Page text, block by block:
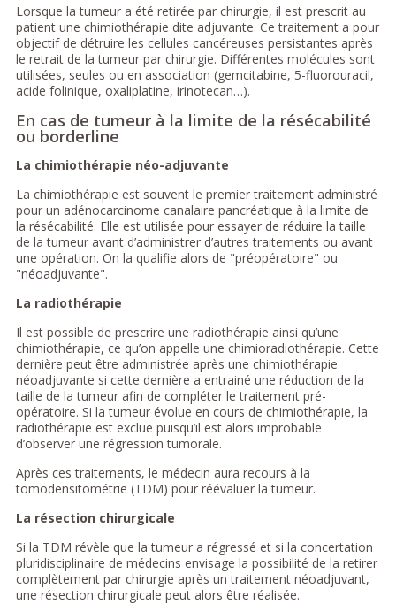
Lorsque la tumeur a été retirée par chirurgie, il est prescrit au
patient une chimiothérapie dite adjuvante. Ce traitement a pour
objectif de détruire les cellules cancéreuses persistantes après
le retrait de la tumeur par chirurgie. Différentes molécules sont
utilisées, seules ou en association (gemcitabine, 5-fluorouracil,
acide folinique, oxaliplatine, irinotecan…).
En cas de tumeur à la limite de la résécabilité
ou borderline
La chimiothérapie néo-adjuvante
La chimiothérapie est souvent le premier traitement administré
pour un adénocarcinome canalaire pancréatique à la limite de
la résécabilité. Elle est utilisée pour essayer de réduire la taille
de la tumeur avant d’administrer d’autres traitements ou avant
une opération. On la qualifie alors de "préopératoire" ou
"néoadjuvante".
La radiothérapie
Il est possible de prescrire une radiothérapie ainsi qu’une
chimiothérapie, ce qu’on appelle une chimioradiothérapie. Cette
dernière peut être administrée après une chimiothérapie
néoadjuvante si cette dernière a entrainé une réduction de la
taille de la tumeur afin de compléter le traitement pré-
opératoire. Si la tumeur évolue en cours de chimiothérapie, la
radiothérapie est exclue puisqu’il est alors improbable
d’observer une régression tumorale.
Après ces traitements, le médecin aura recours à la
tomodensitométrie (TDM) pour réévaluer la tumeur.
La résection chirurgicale
Si la TDM révèle que la tumeur a régressé et si la concertation
pluridisciplinaire de médecins envisage la possibilité de la retirer
complètement par chirurgie après un traitement néoadjuvant,
une résection chirurgicale peut alors être réalisée.